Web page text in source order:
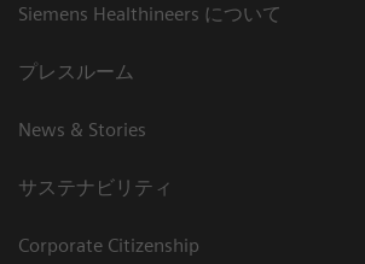
Siemens Healthineers について
プレスルーム
News & Stories
サステナビリティ
Corporate Citizenship